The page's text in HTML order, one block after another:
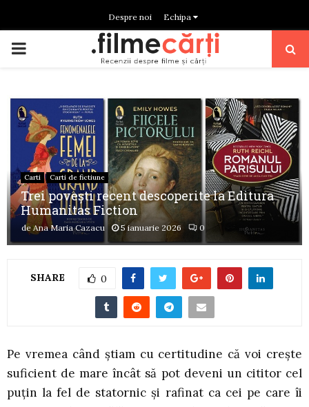
Despre noi Echipa
PRIMARY
Carti Carti de fictiune
Trei poveşti recent descoperite la Editura
Humanitas Fiction
deAna Maria Cazacu 5 ianuarie 2026 0
SHARE 0
Pe vremea când ştiam cu certitudine că voi creşte
suficient de mare încât să pot deveni un cititor cel
puţin la fel de statornic şi rafinat ca cei pe care îi